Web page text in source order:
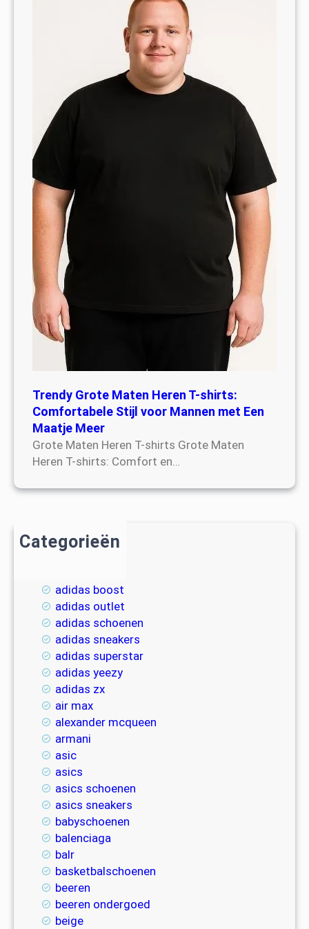
Trendy Grote Maten Heren T-shirts:
Comfortabele Stijl voor Mannen met Een
Maatje Meer
Grote Maten Heren T-shirts Grote Maten
Heren T-shirts: Comfort en…
Categorieën
adidas boost
adidas outlet
adidas schoenen
adidas sneakers
adidas superstar
adidas yeezy
adidas zx
air max
alexander mcqueen
armani
asic
asics
asics schoenen
asics sneakers
babyschoenen
balenciaga
balr
basketbalschoenen
beeren
beeren ondergoed
beige